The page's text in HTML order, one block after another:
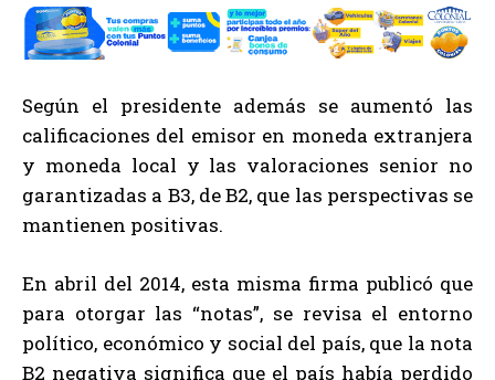
Según el presidente además se aumentó las
calificaciones del emisor en moneda extranjera
y moneda local y las valoraciones senior no
garantizadas a B3, de B2, que las perspectivas se
mantienen positivas.
En abril del 2014, esta misma firma publicó que
para otorgar las “notas”, se revisa el entorno
político, económico y social del país, que la nota
B2 negativa significa que el país había perdido